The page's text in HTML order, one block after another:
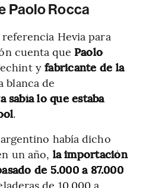
Paolo Rocca
Hevia para
cuenta que Paolo
yfabricante de la
blanca de
sabía lo que estaba
.
había dicho
un año, la importación
de 5.000 a 87.000
de 10.000 a